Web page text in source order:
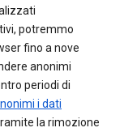
potremmo
fino a nove
anonimi
periodi di
i dati
la rimozione